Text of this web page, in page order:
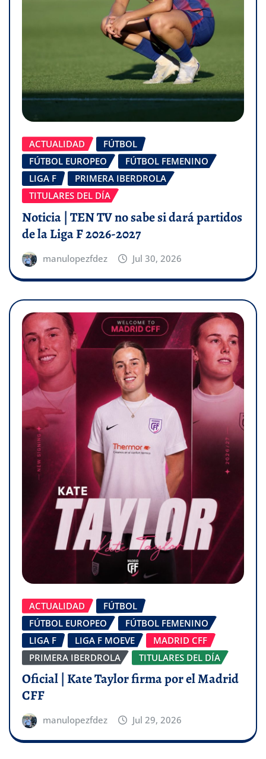
ACTUALIDAD
FÚTBOL
FÚTBOL EUROPEO
FÚTBOL FEMENINO
LIGA F
PRIMERA IBERDROLA
TITULARES DEL DÍA
Noticia | TEN TV no sabe si dará partidos
de la Liga F 2026-2027
manulopezfdez Jul 30, 2026
ACTUALIDAD
FÚTBOL
FÚTBOL EUROPEO
FÚTBOL FEMENINO
LIGA F
LIGA F MOEVE
MADRID CFF
PRIMERA IBERDROLA
TITULARES DEL DÍA
Oficial | Kate Taylor firma por el Madrid
CFF
manulopezfdez Jul 29, 2026